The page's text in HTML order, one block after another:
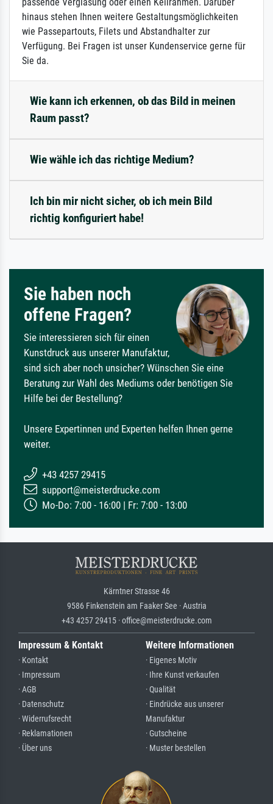
hinaus stehen Ihnen weitere Gestaltungsmöglichkeiten
wie Passepartouts, Filets und Abstandhalter zur
Verfügung. Bei Fragen ist unser Kundenservice gerne für
Sie da.
Wie kann ich erkennen, ob das Bild in meinen
Raum passt?
Wie wähle ich das richtige Medium?
Ich bin mir nicht sicher, ob ich mein Bild
richtig konfiguriert habe!
Sie haben noch
offene Fragen?
Sie interessieren sich für einen
Kunstdruck aus unserer Manufaktur,
sind sich aber noch unsicher? Wünschen Sie eine
Beratung zur Wahl des Mediums oder benötigen Sie
Hilfe bei der Bestellung?
Unsere Expertinnen und Experten helfen Ihnen gerne
weiter.
+43 4257 29415
support@meisterdrucke.com
Mo-Do: 7:00 - 16:00 | Fr: 7:00 - 13:00
Kärntner Strasse 46
9586 Finkenstein am Faaker See · Austria
+43 4257 29415 · office@meisterdrucke.com
Impressum & Kontakt
· Kontakt
· Impressum
· AGB
· Datenschutz
· Widerrufsrecht
· Reklamationen
· Über uns
Weitere Informationen
· Eigenes Motiv
· Ihre Kunst verkaufen
· Qualität
· Eindrücke aus unserer
Manufaktur
· Gutscheine
· Muster bestellen